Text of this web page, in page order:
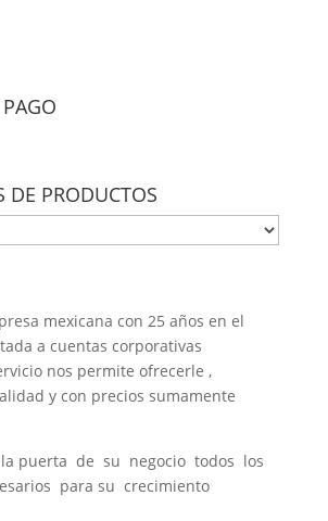
DE PRODUCTOS
mexicana con 25 años en el
a cuentas corporativas
nos permite ofrecerle ,
y con precios sumamente
puerta de su negocio todos los
para su crecimiento